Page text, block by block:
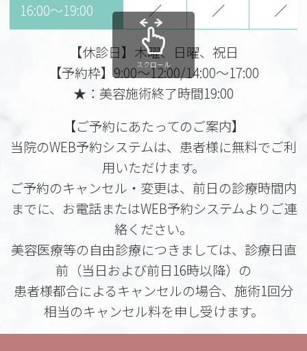
16:00〜19:00
／ ／ ／
【休診日】木曜、日曜、祝日
【予約枠】9:00～12:00/14:00～17:00
★：美容施術終了時間19:00
【ご予約にあたってのご案内】
当院のWEB予約システムは、患者様に無料でご利
用いただけます。
ご予約のキャンセル・変更は、前日の診療時間内
までに、お電話またはWEB予約システムよりご連
絡ください。
美容医療等の自由診療につきましては、診療日直
前（当日および前日16時以降）の
患者様都合によるキャンセルの場合、施術1回分
相当のキャンセル料を申し受けます。
スクロール